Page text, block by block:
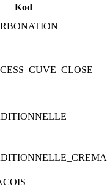
Kod